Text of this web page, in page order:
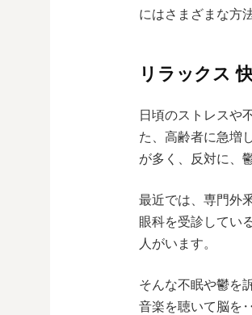
にはさまざまな方
リラックス
日頃のストレスや
た、高齢者に急増
が多く、反対に、
最近では、専門外
眼科を受診してい
人がいます。
そんな不眠や鬱を
音楽を聴いて脳を